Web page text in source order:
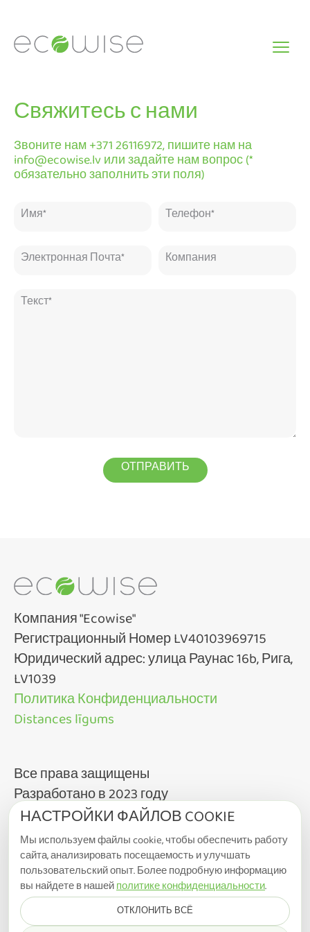
content
Свяжитесь с нами
Звоните нам +371 26116972, пишите нам на
info@ecowise.lv или задайте нам вопрос (*
обязательно заполнить эти поля)
Компания "Ecowise"
Регистрационный Номер LV40103969715
Юридический адрес: улица Раунас 16b, Рига,
LV1039
Политика Конфиденциальности
Distances līgums
Все права защищены
Разработано в 2023 году
Дизайн от Team3.lv
НАСТРОЙКИ ФАЙЛОВ COOKIE
Мы используем файлы cookie, чтобы обеспечить работу
сайта, анализировать посещаемость и улучшать
пользовательский опыт. Более подробную информацию
вы найдете в нашейполитике конфиденциальности.
ОТКЛОНИТЬ ВСЁ